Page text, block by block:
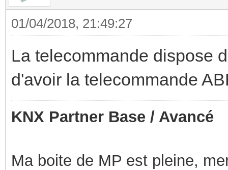
01/04/2018, 21:49:27
La telecommande dispose
d'avoir la telecommande
KNX Partner Base / Avancé
Ma boite de MP est pleine,